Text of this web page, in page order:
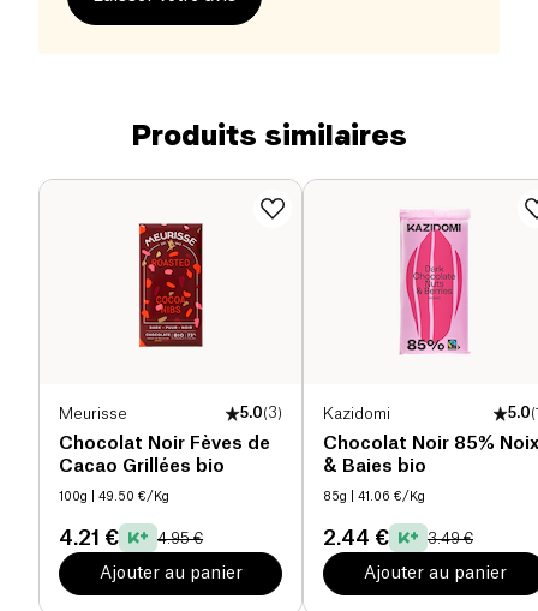
Produits similaires
Meurisse 5.0(3)
Chocolat Noir Fèves de
Cacao Grillées bio
100g | 49.50 €/Kg
4.21 € 4.95 €
Ajouter au panier
Kazidomi 5.0(
Chocolat Noir 85% Noix
& Baies bio
85g | 41.06 €/Kg
2.44 € 3.49 €
Ajouter au panier